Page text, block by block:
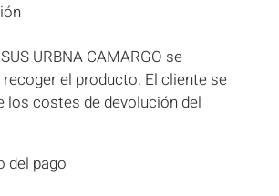
URBNA CAMARGO se
el producto. El cliente se
los costes de devolución del
del pago